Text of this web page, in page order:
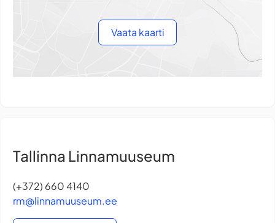
Vaata kaarti
Tallinna Linnamuuseum
(+372) 660 4140
rm@linnamuuseum.ee